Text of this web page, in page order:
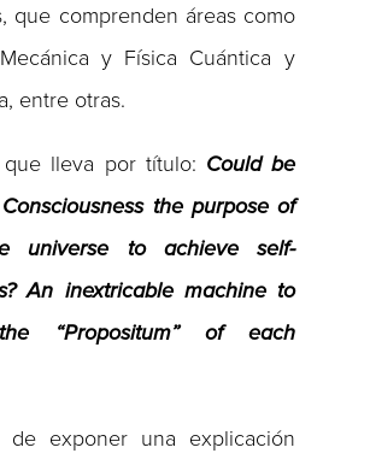
que comprenden áreas como
y Física Cuántica y
entre otras.
que lleva por título: Could be
the purpose of
universe to achieve self-
An inextricable machine to
“Propositum” of each
de exponer una explicación